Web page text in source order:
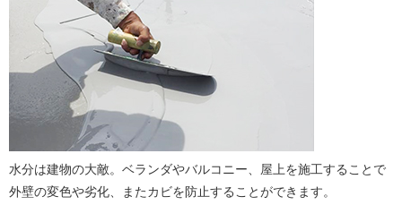
水分は建物の大敵。ベランダやバルコニー、屋上を施工することで
外壁の変色や劣化、またカビを防止することができます。